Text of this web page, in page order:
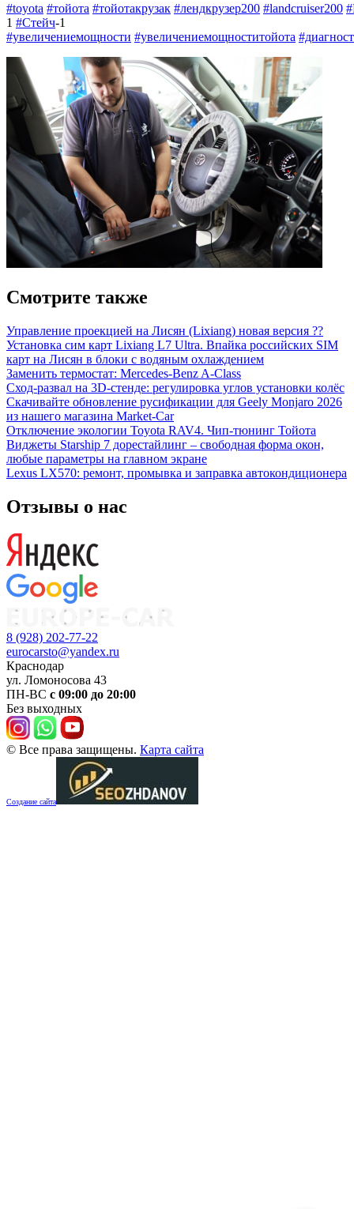
#toyota #тойота #тойотакрузак #лендкрузер200 #landcruiser200
1 #Стейч-1
#увеличениемощности #увеличениемощноститойота
Смотрите также
Управление проекцией на Лисян (Lixiang) новая версия ??
Установка сим карт Lixiang L7 Ultra. Впайка российских SIM
карт на Лисян в блоки с водяным охлаждением
Заменить термостат: Mercedes-Benz A-Class
Сход-развал на 3D-стенде: регулировка углов установки колёс
Скачивайте обновление русификации для Geely Monjaro 2026
из нашего магазина Market-Car
Отключение экологии Toyota RAV4. Чип-тюнинг Тойота
Виджеты Starship 7 дорестайлинг – свободная форма окон,
любые параметры на главном экране
Lexus LX570: ремонт, промывка и заправка автокондиционера
Отзывы о нас
8 (928) 202-77-22
eurocarsto@yandex.ru
Краснодар
ул. Ломоносова 43
ПН-ВС с 09:00 до 20:00
Без выходных
© Все права защищены. Карта сайта
Создание сайта